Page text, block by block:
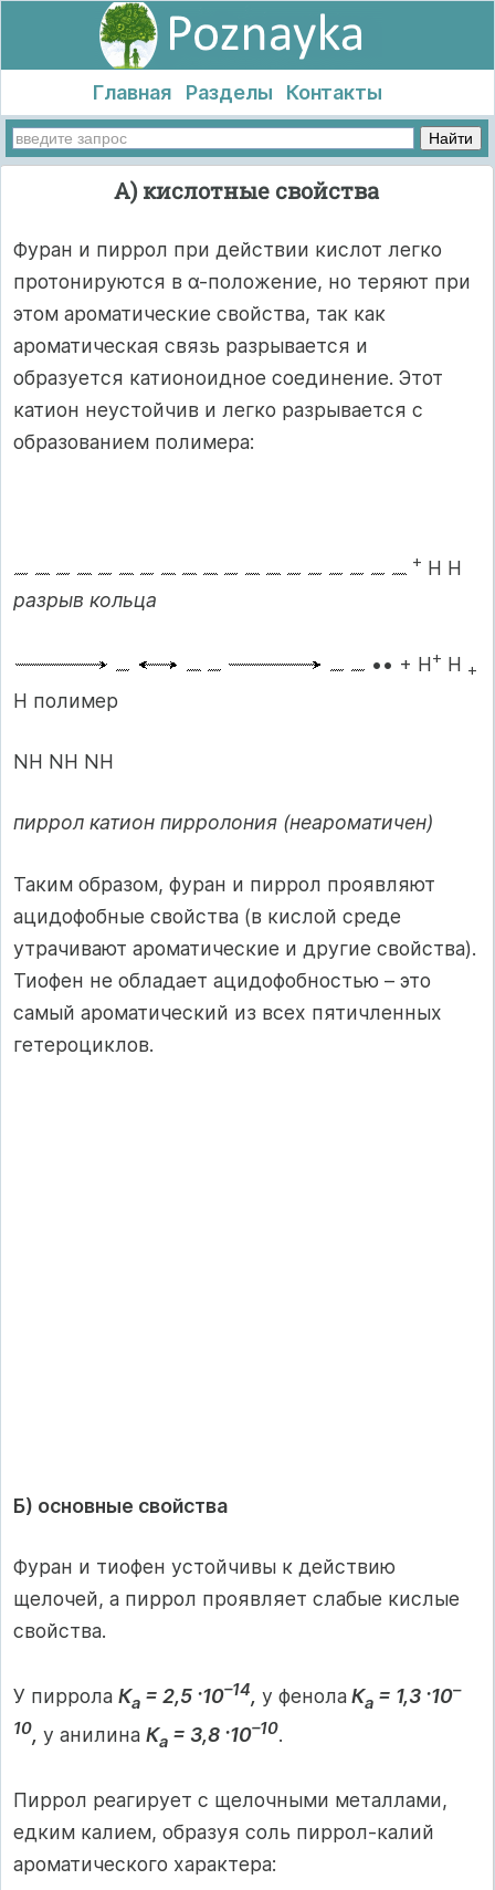
Главная Разделы Контакты
А) кислотные свойства
Фуран и пиррол при действии кислот легко
протонируются в α-положение, но теряют при
этом ароматические свойства, так как
ароматическая связь разрывается и
образуется катионоидное соединение. Этот
катион неустойчив и легко разрывается с
образованием полимера:
+ H H
разрыв кольца
•• + H+ H +
H полимер
NH NH NH
пиррол катион пирролония (неароматичен)
Таким образом, фуран и пиррол проявляют
ацидофобные свойства (в кислой среде
утрачивают ароматические и другие свойства).
Тиофен не обладает ацидофобностью – это
самый ароматический из всех пятичленных
гетероциклов.
Б) основные свойства
Фуран и тиофен устойчивы к действию
щелочей, а пиррол проявляет слабые кислые
свойства.
У пиррола Ка = 2,5 ·10–14, у фенолаКа = 1,3 ·10–
10, у анилина Ка = 3,8 ·10–10.
Пиррол реагирует с щелочными металлами,
едким калием, образуя соль пиррол-калий
ароматического характера: